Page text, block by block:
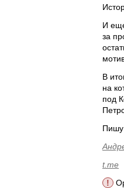
И
за
В
на
под
Пишу
t.me
!